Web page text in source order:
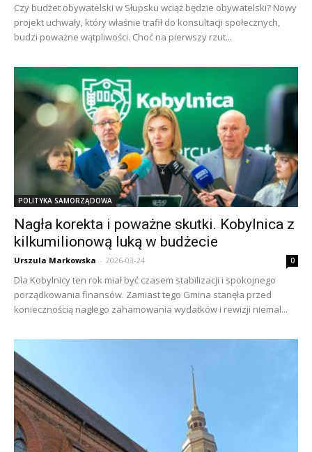
Czy budżet obywatelski w Słupsku wciąż będzie obywatelski? Nowy
projekt uchwały, który właśnie trafił do konsultacji społecznych,
budzi poważne wątpliwości. Choć na pierwszy rzut...
POLITYKA SAMORZĄDOWA
Nagła korekta i poważne skutki. Kobylnica z
kilkumilionową luką w budżecie
Urszula Markowska - 2026-03-24 0
Dla Kobylnicy ten rok miał być czasem stabilizacji i spokojnego
porządkowania finansów. Zamiast tego Gmina stanęła przed
koniecznością nagłego zahamowania wydatków i rewizji niemal...